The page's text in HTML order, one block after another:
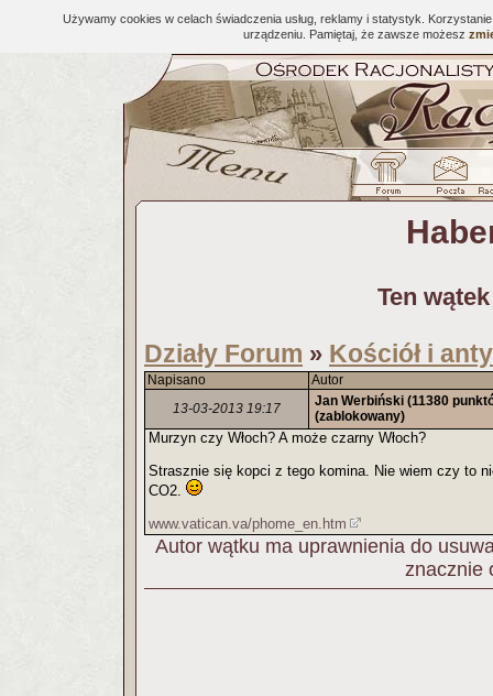
Używamy cookies w celach świadczenia usług, reklamy i statystyk.
urządzeniu. Pamiętaj, że zawsze możesz
Ten
Działy Forum » Kościół i
Napisano
Autor
13-03-2013 19:17
Jan Werbiński (11380
(zablokowany)
Murzyn czy Włoch? A może czarny Włoch?
Strasznie się kopci z tego komina. Nie wiem czy to
CO2.
www.vatican.va/phome_en.htm
Autor wątku ma uprawnienia do
znacznie